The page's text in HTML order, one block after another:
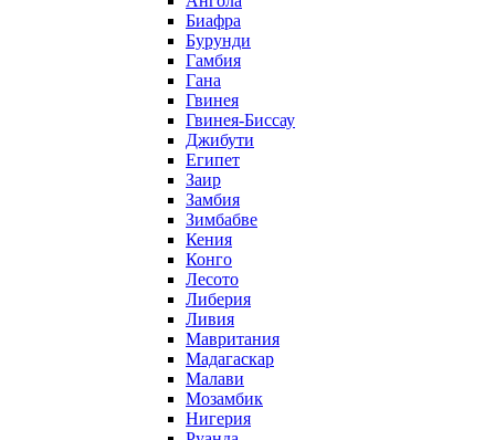
Биафра
Бурунди
Гамбия
Гана
Гвинея
Гвинея-Биссау
Джибути
Египет
Заир
Замбия
Зимбабве
Кения
Конго
Лесото
Либерия
Ливия
Мавритания
Мадагаскар
Малави
Мозамбик
Нигерия